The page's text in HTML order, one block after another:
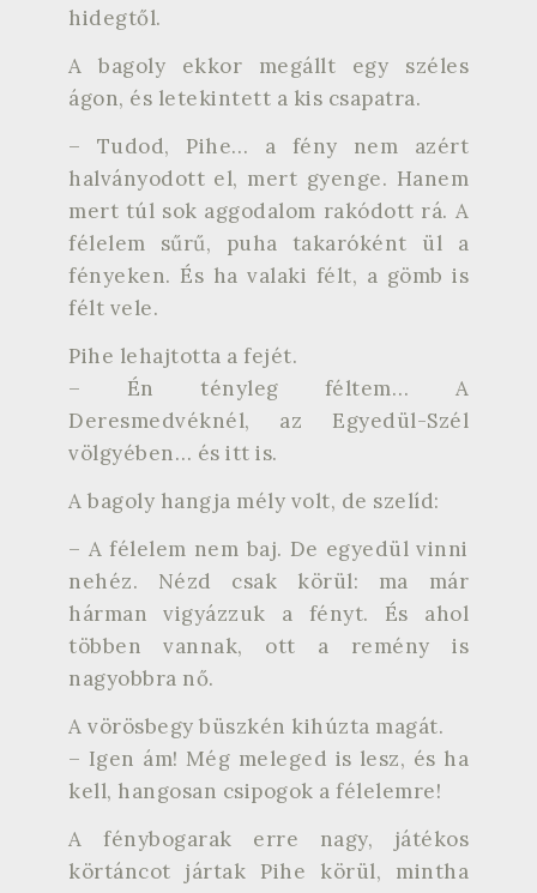
hidegtől.
A bagoly ekkor megállt egy széles
ágon, és letekintett a kis csapatra.
– Tudod, Pihe… a fény nem azért
halványodott el, mert gyenge. Hanem
mert túl sok aggodalom rakódott rá. A
félelem sűrű, puha takaróként ül a
fényeken. És ha valaki félt, a gömb is
félt vele.
Pihe lehajtotta a fejét.
– Én tényleg féltem… A
Deresmedvéknél, az Egyedül-Szél
völgyében… és itt is.
A bagoly hangja mély volt, de szelíd:
– A félelem nem baj. De egyedül vinni
nehéz. Nézd csak körül: ma már
hárman vigyázzuk a fényt. És ahol
többen vannak, ott a remény is
nagyobbra nő.
A vörösbegy büszkén kihúzta magát.
– Igen ám! Még meleged is lesz, és ha
kell, hangosan csipogok a félelemre!
A fénybogarak erre nagy, játékos
körtáncot jártak Pihe körül, mintha